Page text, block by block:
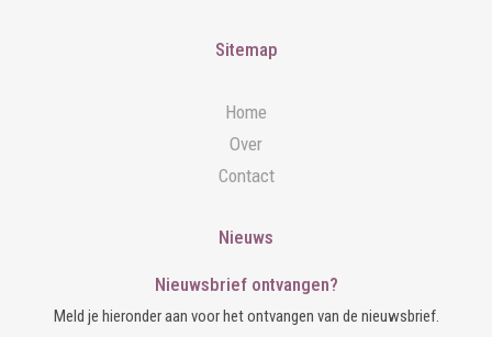
Sitemap
Home
Over
Contact
Nieuws
Nieuwsbrief ontvangen?
Meld je hieronder aan voor het ontvangen van de nieuwsbrief.